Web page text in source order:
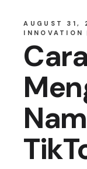
AUGUST 31,
INNOVATION
Cara